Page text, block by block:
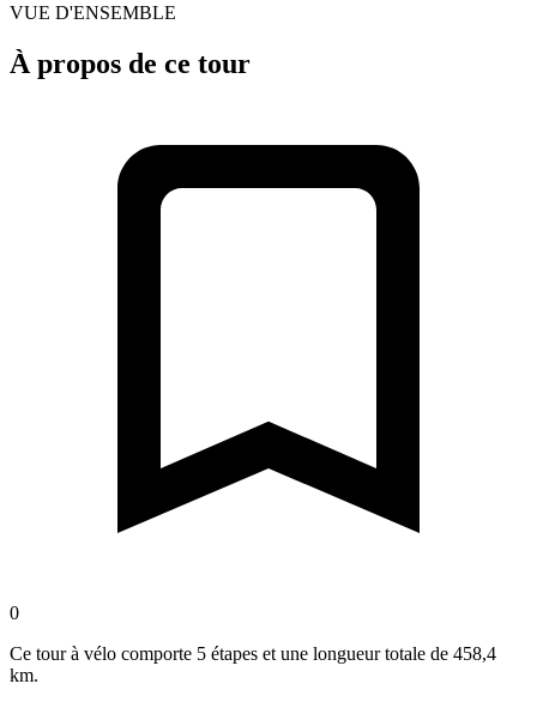
VUE D'ENSEMBLE
À propos de ce tour
0
Ce tour à vélo comporte 5 étapes et une longueur totale de 458,4
km.